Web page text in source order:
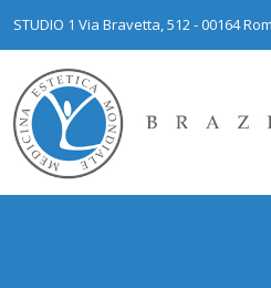
STUDIO 1 Via Bravetta, 512 - 00164